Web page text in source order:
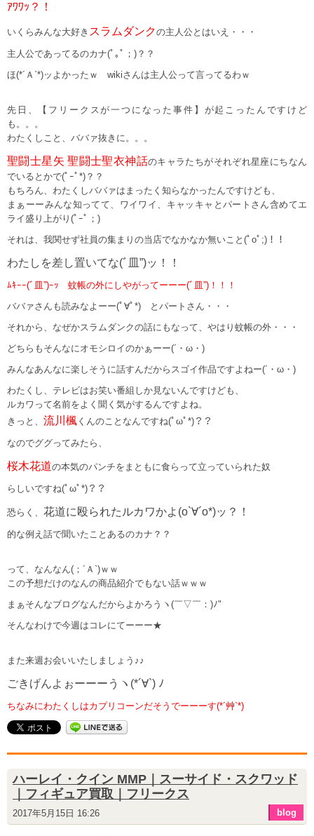
ｱﾜﾜｯ？！
いくらみんな大好き スラムダンクの主人公とはいえ・・・
主人公であってるのカナ(ﾟ｡ﾟ；)？？
ほ(*´Ａ`*)ッよかったｗ wikiさんは主人公って言ってるわｗ
先日、【フリークスが一つになった事件】が起こったんですけど
も。。。
わたくしこと、ババァ抜きに。。。
聖闘士星矢 聖闘士聖衣神話のキャラたちがそれぞれ星座にちなん
でいるとかで(ﾟｰﾟ*)？？
もちろん、わたくしババァはまったく知らなかったんですけども、
まぁーーみんな知ってて、ワイワイ、キャッキャとパートさん含めてエ
ライ盛り上がり(ﾟｰﾟ；)
それは、我関せず社員の集まりの当店でなかなか無いこと(ﾟoﾟ;)！！
わたしを差し置いてな(ﾞ皿”)ッ！！
ﾑｷｰｰ(ﾞ皿”)ｰｯ 蚊帳の外にしやがってーーー(ﾞ皿”)！！！
ババァさんも読みなよーー(ﾟ∀ﾟ*) とパートさん・・・
それから、なぜかスラムダンクの話にもなって、やはり蚊帳の外・・・
どちらもそんなにオモシロイのかぁーー(´・ω・)
みんなあんなに楽しそうに話すんだからスゴイ作品ですよねー(´・ω・)
わたくし、テレビはお笑い番組しか見ないんですけども、
ルカワって名前をよく聞く気がするんですよね。
きっと、 流川楓 くんのことなんですね(ﾟωﾟ*)？？
なのでググってみたら、
桜木花道の本気のパンチをまともに食らって立っていられた奴
らしいですね(ﾟωﾟ*)？？
恐らく、 花道に殴られたルカワかよ(o`∀´o*)ッ？！
的な例え話で聞いたことあるのカナ？？
って、なんなん(；´Ａ`)ｗｗ
この予想だけのなんの商品紹介でもない話ｗｗｗ
まぁそんなブログなんだからよかろうヽ(￣▽￣：)ﾉ"
そんなわけで今週はコレにてーーー★
また来週お会いいたしましょう♪♪
ごきげんよぉーーーうヽ(*´∀`) ﾉ
ちなみにわたくしはカプリコーンだそうでーーーす(*´艸`*)
ハーレイ・クイン MMP｜スーサイド・スクワッド
｜フィギュア買取｜フリークス
2017年5月15日 16:26 blog